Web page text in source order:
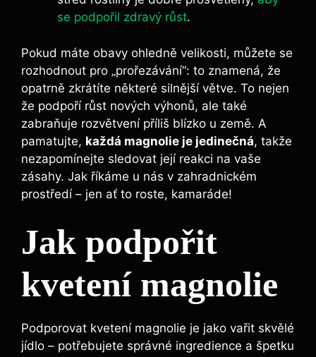
se podpořil zdravý růst.
Pokud máte obavy ohledně ​velikosti, můžete ⁤se
rozhodnout ‌pro „prořezávání“: to ‍znamená, ​že
opatrně zkrátíte některé silnější větve. ⁤To ⁣nejen
že podpoří růst nových výhonů, ale⁤ také
zabraňuje ​rozvětvení⁢ příliš blízko ⁤u země. A
pamatujte, každá ⁢magnolie je jedinečná, takže
nezapomínejte sledovat její ⁢reakci‍ na⁤ vaše
zásahy. Jak ⁢říkáme u nás v ⁣zahradnickém
prostředí – jen ⁤ať to ⁤roste, kamaráde!
Jak podpořit
kvetení magnolie
Podporovat‌ kvetení ‌magnolie je jako vařit skvělé
jídlo – potřebujete⁣ správné ‍ingredience a špetku